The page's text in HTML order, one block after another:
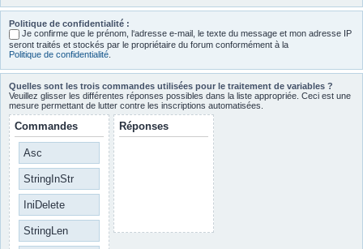
Politique de confidentialité :
Je confirme que le prénom, l‘adresse e-mail, le texte du message et mon adresse IP
seront traités et stockés par le propriétaire du forum conformément à la
Politique de confidentialité
Quelles sont les trois commandes utilisées pour le traitement de variables ?
Veuillez glisser les différentes réponses possibles dans la liste appropriée. Ceci est une
mesure permettant de lutter contre les inscriptions automatisées.
Commandes
Asc
StringInStr
IniDelete
StringLen
Réponses